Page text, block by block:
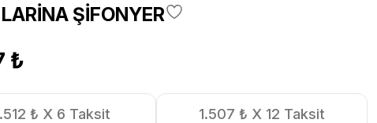
ŞİFONYER
₺
₺ X 6 Taksit 1.507 ₺ X 12 Taksit